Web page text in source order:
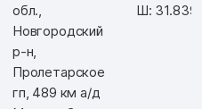
обл.,
Новгородский
р-н,
Пролетарское
гп, 489 км а/д
Ш: